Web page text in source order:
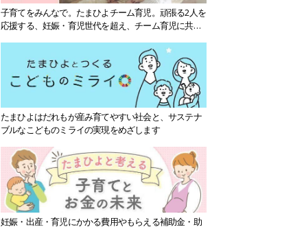
子育てをみんなで。たまひよチーム育児。頑張る2人を
応援する、妊娠・育児世代を超え、チーム育児に共感
たまひよはだれもが産み育てやすい社会と、サステナ
ブルなこどものミライの実現をめざします
妊娠・出産・育児にかかる費用やもらえる補助金・助